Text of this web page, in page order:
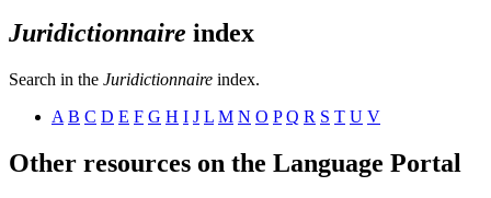
Juridictionnaire index
Search in the Juridictionnaire index.
A B C D E F G H I J L M N O P Q R S T U V
Other resources on the Language Portal